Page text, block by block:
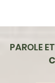
PAROLE